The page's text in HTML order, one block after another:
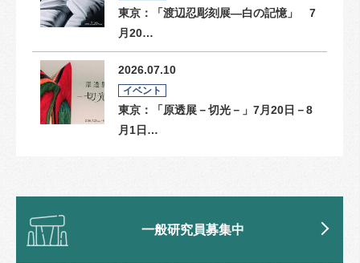
東京：「渡辺忍彫刻展―白の記憶」 7
月20…
2026.07.10
イベント
東京：「原透展－切光－」7月20日－8
月1日…
一般研究員募集中